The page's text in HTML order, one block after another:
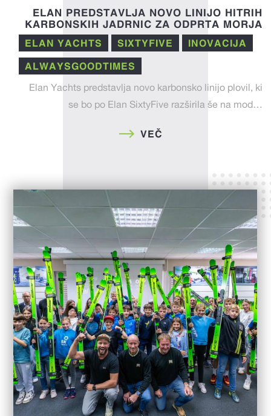
ELAN PREDSTAVLJA NOVO LINIJO HITRIH
KARBONSKIH JADRNIC ZA ODPRTA MORJA
ELAN YACHTS SIXTYFIVE INOVACIJA
ALWAYSGOODTIMES
Elan Yachts predstavlja novo karbonsko linijo plovil, ki
se bo po Elan SixtyFive razširila še na mod…
VEČ